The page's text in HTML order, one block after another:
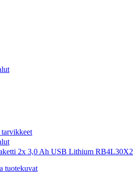
2x 3,0 Ah USB Lithium RB4L30X2
tuotekuvat